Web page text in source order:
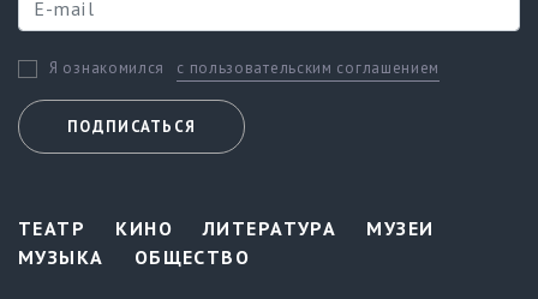
Я ознакомился с пользовательским соглашением
ПОДПИСАТЬСЯ
ТЕАТР КИНО ЛИТЕРАТУРА
МУЗЕИ
МУЗЫКА
ОБЩЕСТВО